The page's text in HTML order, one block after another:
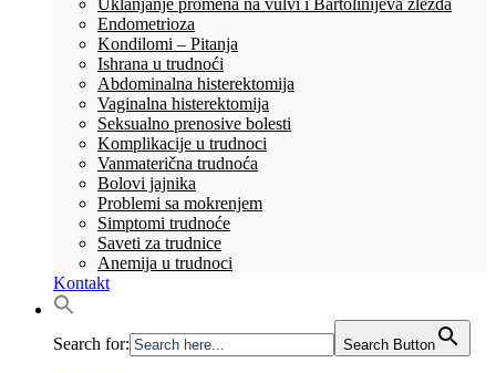
Uklanjanje promena na vulvi i Bartolinijeva žlezda
Endometrioza
Kondilomi – Pitanja
Ishrana u trudnoći
Abdominalna histerektomija
Vaginalna histerektomija
Seksualno prenosive bolesti
Komplikacije u trudnoci
Vanmaterična trudnoća
Bolovi jajnika
Problemi sa mokrenjem
Simptomi trudnoće
Saveti za trudnice
Anemija u trudnoci
Kontakt
Search for: Search Button